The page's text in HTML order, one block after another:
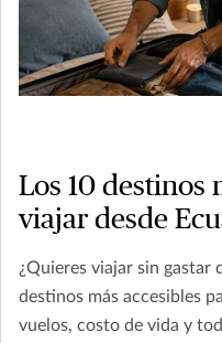
Los 10 destinos
viajar desde
¿Quieres viajar sin gastar
destinos más accesibles
vuelos, costo de vida y